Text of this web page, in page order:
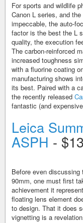
For sports and wildlife
Canon L series, and
impeccable, the auto-
factor is the best the L
quality, the execution
The carbon-reinforced
increased toughness
with a fluorine coating
manufacturing shows
its best. Paired with a
the recently released
fantastic (and
Leica
ASPH -
Before even
90mm, one must first
achievement it
floating lens element
to design. That it does
vignetting is a